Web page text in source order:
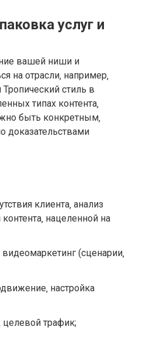
услуг и
вашей ниши и
на отрасли‚ например‚
стиль в
типах контента‚
быть конкретным‚
доказательствами
клиента‚ анализ
нацеленной на
(сценарии‚
настройка
целевой трафик;